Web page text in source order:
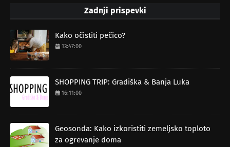
Zadnji prispevki
Kako očistiti pečico?
13:47:00
SHOPPING TRIP: Gradiška & Banja Luka
16:11:00
Geosonda: Kako izkoristiti zemeljsko toploto
za ogrevanje doma